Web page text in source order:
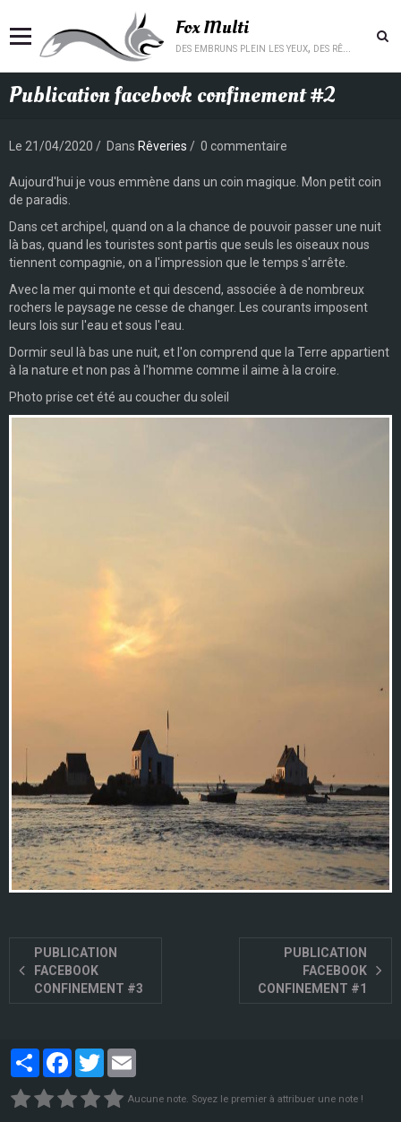
Fox Multi
des embruns plein les yeux, des rêves plein la tête.
Publication facebook confinement #2
Le 21/04/2020 Dans Rêveries 0 commentaire
Aujourd'hui je vous emmène dans un coin magique. Mon petit coin
de paradis.
Dans cet archipel, quand on a la chance de pouvoir passer une nuit
là bas, quand les touristes sont partis que seuls les oiseaux nous
tiennent compagnie, on a l'impression que le temps s'arrête.
Avec la mer qui monte et qui descend, associée à de nombreux
rochers le paysage ne cesse de changer. Les courants imposent
leurs lois sur l'eau et sous l'eau.
Dormir seul là bas une nuit, et l'on comprend que la Terre appartient
à la nature et non pas à l'homme comme il aime à la croire.
Photo prise cet été au coucher du soleil
PUBLICATION
FACEBOOK
CONFINEMENT #3
PUBLICATION
FACEBOOK
CONFINEMENT #1
PartagerFacebook
Twitter
Aucune note. Soyez le premier à attribuer une note !